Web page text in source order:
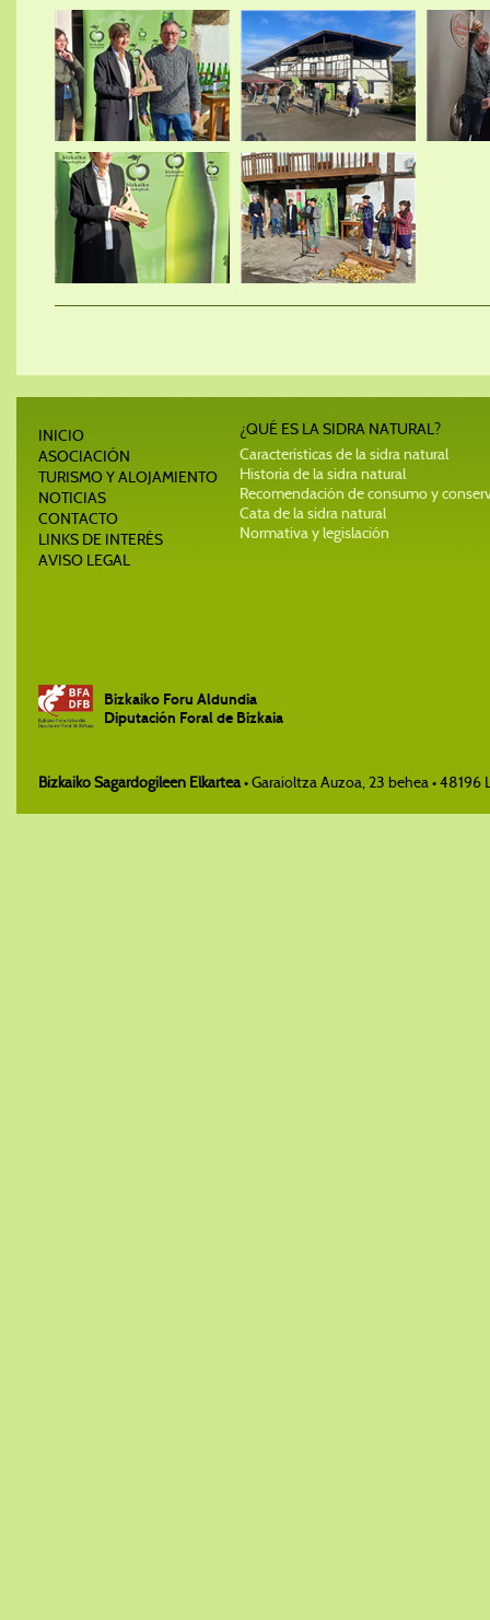
INICIO
ASOCIACIÓN
TURISMO Y ALOJAMIENTO
NOTICIAS
CONTACTO
LINKS DE INTERÉS
AVISO LEGAL
¿QUÉ ES LA SIDRA NATURAL?
Características de la sidra natural
Historia de la sidra natural
Recomendación de consumo y
Cata de la sidra natural
Normativa y legislación
Bizkaiko Foru Aldundia
Diputación Foral de Bizkaia
Bizkaiko Sagardogileen Elkartea• Garaioltza Auzoa, 23 behea •